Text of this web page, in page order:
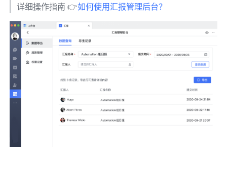
详细操作指南 👉如何使用汇报管理后台？